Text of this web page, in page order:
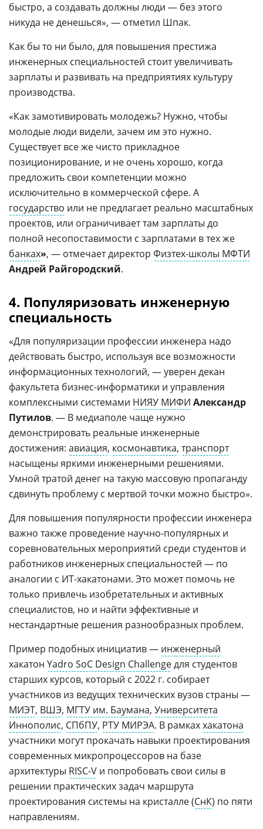
быстро, а создавать должны люди — без этого
никуда не денешься», — отметил Шпак.
Как бы то ни было, для повышения престижа
инженерных специальностей стоит увеличивать
зарплаты и развивать на предприятиях культуру
производства.
«Как замотивировать молодежь? Нужно, чтобы
молодые люди видели, зачем им это нужно.
Существует все же чисто прикладное
позиционирование, и не очень хорошо, когда
предложить свои компетенции можно
исключительно в коммерческой сфере. А
государство или не предлагает реально масштабных
проектов, или ограничивает там зарплаты до
полной несопоставимости с зарплатами в тех же
банках», — отмечает директор Физтех-школы МФТИ
Андрей Райгородский.
4. Популяризовать инженерную
специальность
«Для популяризации профессии инженера надо
действовать быстро, используя все возможности
информационных технологий, — уверен декан
факультета бизнес-информатики и управления
комплексными системами НИЯУ МИФИ Александр
Путилов. — В медиаполе чаще нужно
демонстрировать реальные инженерные
достижения: авиация, космонавтика, транспорт
насыщены яркими инженерными решениями.
Умной тратой денег на такую массовую пропаганду
сдвинуть проблему с мертвой точки можно быстро».
Для повышения популярности профессии инженера
важно также проведение научно-популярных и
соревновательных мероприятий среди студентов и
работников инженерных специальностей — по
аналогии с ИТ-хакатонами. Это может помочь не
только привлечь изобретательных и активных
специалистов, но и найти эффективные и
нестандартные решения разнообразных проблем.
Пример подобных инициатив — инженерный
хакатон Yadro SoC Design Challengeдля студентов
старших курсов, который с 2022 г. собирает
участников из ведущих технических вузов страны —
МИЭТ, ВШЭ, МГТУ им. Баумана, Университета
Иннополис, СПбПУ, РТУ МИРЭА. В рамкаххакатона
участники могут прокачать навыки проектирования
современных микропроцессоров на базе
архитектуры RISC-V и попробовать свои силы в
решении практических задач маршрута
проектирования системы на кристалле (СнК) по пяти
направлениям.